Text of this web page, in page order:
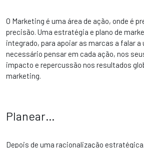
O Marketing é uma área de ação, onde é
precisão. Uma estratégia e plano de
integrado, para apoiar as marcas a falar a
necessário pensar em cada ação, nos
impacto e repercussão nos resultados
marketing.
Planear…
Depois de uma racionalização